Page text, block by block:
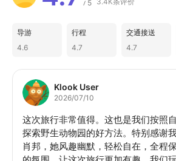
/ 5
导游
4.6
行程
4.7
交通接送
4.7
Klook User
2026/07/10
这次旅行非常值得。这也是我们按照
探索野生动物园的好方法。特别感谢
肖邦，她风趣幽默，轻松自在，全程